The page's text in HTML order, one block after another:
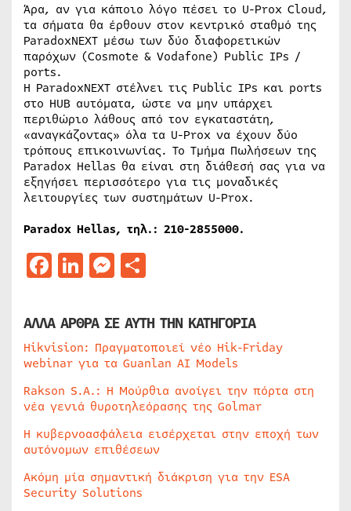
Άρα, αν για κάποιο λόγο πέσει το U-Prox Cloud,
τα σήματα θα έρθουν στον κεντρικό σταθμό της
ParadoxNEXT μέσω των δύο διαφορετικών
παρόχων (Cosmote & Vodafone) Public IPs /
ports.
Η ParadoxNEXT στέλνει τις Public IPs και ports
στο HUB αυτόματα, ώστε να μην υπάρχει
περιθώριο λάθους από τον εγκαταστάτη,
«αναγκάζοντας» όλα τα U-Prox να έχουν δύο
τρόπους επικοινωνίας. Το Τμήμα Πωλήσεων της
Paradox Hellas θα είναι στη διάθεσή σας για να
εξηγήσει περισσότερο για τις μοναδικές
λειτουργίες των συστημάτων U-Prox.
Paradox Hellas, τηλ.: 210-2855000.
Facebook
LinkedIn
Messenger
ΑΛΛΑ ΑΡΘΡΑ ΣΕ ΑΥΤΗ ΤΗΝ ΚΑΤΗΓΟΡΙΑ
Hikvision: Πραγματοποιεί νέο Hik-Friday
webinar για τα Guanlan AI Models
Rakson S.A.: Η Μούρθια ανοίγει την πόρτα στη
νέα γενιά θυροτηλεόρασης της Golmar
Η κυβερνοασφάλεια εισέρχεται στην εποχή των
αυτόνομων επιθέσεων
Ακόμη μία σημαντική διάκριση για την ESA
Security Solutions